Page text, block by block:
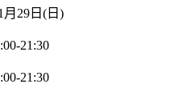
月 29 日(日)
21:30
21:30